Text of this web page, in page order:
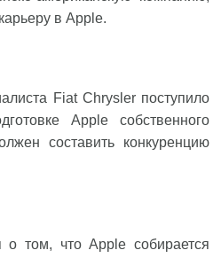
в Apple.
Fiat Chrysler поступило
Apple собственного
составить конкуренцию
том, что Apple собирается